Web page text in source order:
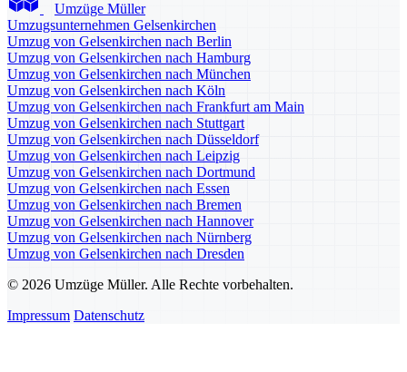
Umzüge Müller
Umzugsunternehmen Gelsenkirchen
Umzug von Gelsenkirchen nach Berlin
Umzug von Gelsenkirchen nach Hamburg
Umzug von Gelsenkirchen nach München
Umzug von Gelsenkirchen nach Köln
Umzug von Gelsenkirchen nach Frankfurt am Main
Umzug von Gelsenkirchen nach Stuttgart
Umzug von Gelsenkirchen nach Düsseldorf
Umzug von Gelsenkirchen nach Leipzig
Umzug von Gelsenkirchen nach Dortmund
Umzug von Gelsenkirchen nach Essen
Umzug von Gelsenkirchen nach Bremen
Umzug von Gelsenkirchen nach Hannover
Umzug von Gelsenkirchen nach Nürnberg
Umzug von Gelsenkirchen nach Dresden
© 2026 Umzüge Müller. Alle Rechte vorbehalten.
Impressum Datenschutz